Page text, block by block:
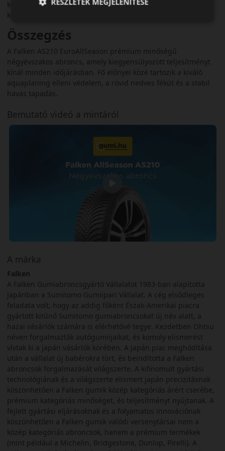
környezetben egyaránt. Azoknak ideális, akik biztonságos és
kényelmes négyévszakos megoldást keresnek.
Összegzés
A Falken AS210 EuroAllSeason prémium minőségű
négyévszakos abroncs, amely kiegyensúlyozott teljesítményt
kínál minden időjárásban. Fő előnyei közé tartozik a kiváló
aquaplaning elleni védelem, a rövid nedves fékút és a stabil
havas tapadás.
Bemutató videó a mintáról
A márka
Falken
A Falken Gumiabroncsgyártó Vállalatot 1983-ban alapította
Japánban a Sumitomo Gumiipari Vállalat. A cég elsődleges
feladata volt, hogy az addig főként Észak-Amerikai piacra
gyártott kitűnő Sumitomo gumiabroncsokat új név alatt, a
hazai vásárlók számára is elérhetővé tegye. Kezdetben Ohtsu
néven forgalmazták autógumiijaikat, és komoly elismerést
vívtak ki a japán vásárlók körében. A japán piac meghódítása
után a vállalat új babérokra tört, és beindította a Falken
abroncsok forgalmazását világszerte. A kifinomult gyártási
technológiának és a világszerte elismert japán precizitásnak
köszönhetően a Falken gumik közép kategóriás árért cserébe,
prémium kategóriás minőséget, és teljesítményt nyújtanak. A
fejlett gyártási eljárásoknak és a folyamatos innovációnak
köszönhetően a Falken gumik valódi versenytársai nem a
közép kategóriás abroncsok, hanem a prémium termékek
(mint például a Michelin, Bridgestone, Dunlop, Pirelli). A